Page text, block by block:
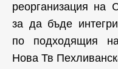
реорганизация на
за да бъде
по подходящия
Нова Тв